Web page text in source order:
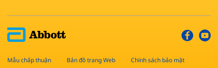
Mẫu chấp thuận Bản đồ trang Web Chính sách bảo mật